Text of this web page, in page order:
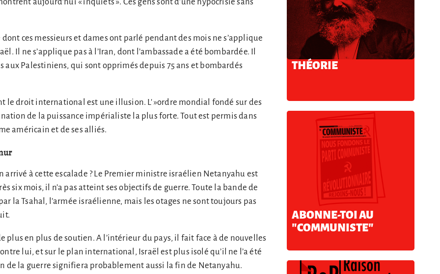
dont ces messieurs et dames ont parlé pendant des mois ne s’applique
Il ne s’applique pas à l’Iran, dont l’ambassade a été bombardée. Il
aux Palestiniens, qui sont opprimés depuis 75 ans et bombardés
le droit international est une illusion. L' »ordre mondial fondé sur des
de la puissance impérialiste la plus forte. Tout est permis dans
américain et de ses alliés.
arrivé à cette escalade ? Le Premier ministre israélien Netanyahu est
six mois, il n’a pas atteint ses objectifs de guerre. Toute la bande de
la Tsahal, l’armée israélienne, mais les otages ne sont toujours pas
plus en plus de soutien. A l’intérieur du pays, il fait face à de nouvelles
lui, et sur le plan international, Israël est plus isolé qu’il ne l’a été
de la guerre signifiera probablement aussi la fin de Netanyahu.
THÉORIE
ABONNE-TOI AU
"COMMUNISTE"